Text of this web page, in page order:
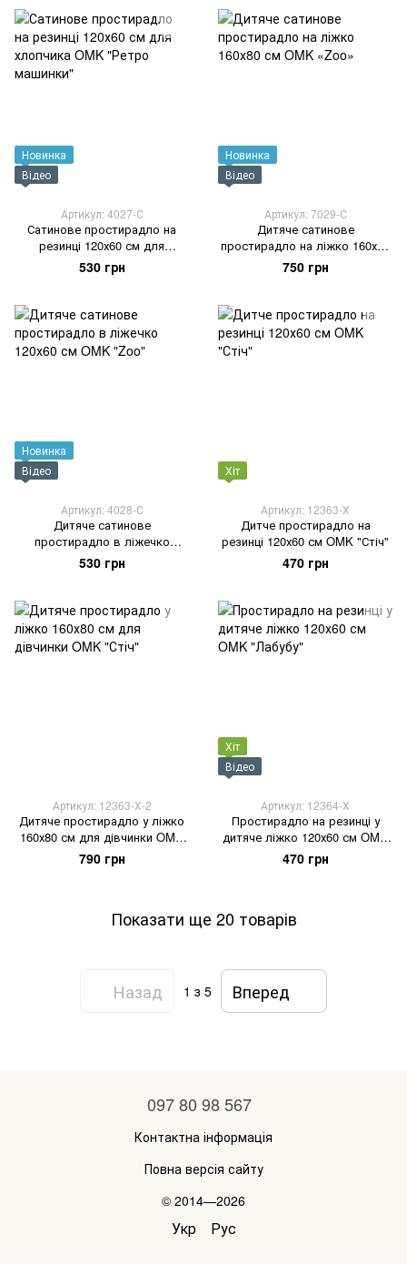
Новинка
Відео
Артикул: 4027-С
Сатинове простирадло на
резинці 120х60 см для
хлопчика OMK "Ретро
машинки"
530 грн
Новинка
Відео
Артикул: 7029-С
Дитяче сатинове
простирадло на ліжко 160х80
см OMK «Zoo»
750 грн
Новинка
Відео
Артикул: 4028-С
Дитяче сатинове
простирадло в ліжечко
120х60 см OMK "Zoo"
530 грн
Хіт
Артикул: 12363-Х
Дитче простирадло на
резинці 120х60 см OMK "Стіч"
470 грн
Артикул: 12363-Х-2
Дитяче простирадло у ліжко
160х80 см для дівчинки OMK
"Стіч"
790 грн
Хіт
Відео
Артикул: 12364-Х
Простирадло на резинці у
дитяче ліжко 120х60 см OMK
"Лабубу"
470 грн
Показати ще 20 товарів
Назад 1 з 5 Вперед
097 80 98 567
Контактна інформація
Повна версія сайту
© 2014—2026
Укр Рус